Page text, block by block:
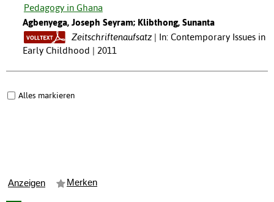
Pedagogy in Ghana
Agbenyega, Joseph Seyram; Klibthong, Sunanta
Zeitschriftenaufsatz
In: Contemporary Issues in
Early Childhood | 2011
Alles markieren
Anzeigen Merken